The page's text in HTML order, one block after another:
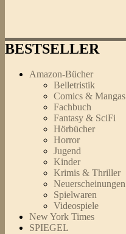
BESTSELLER
Amazon-Bücher
Belletristik
Comics & Mangas
Fachbuch
Fantasy & SciFi
Hörbücher
Horror
Jugend
Kinder
Krimis & Thriller
Neuerscheinungen
Spielwaren
Videospiele
New York Times
SPIEGEL